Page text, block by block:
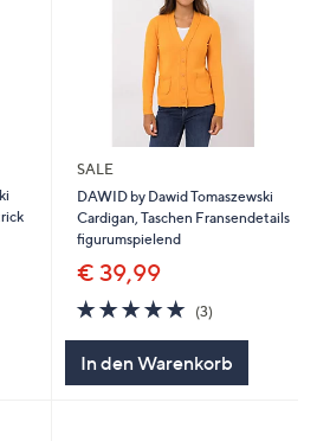
SALE
DAWID by Dawid Tomaszewski
Cardigan, Taschen Fransendetails
figurumspielend
€ 39,99
5.0
von
(3)3
In den Warenkorb